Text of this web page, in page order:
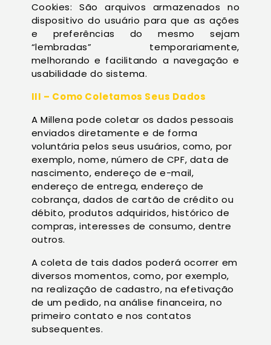
Cookies: São arquivos armazenados no
dispositivo do usuário para que as ações
e preferências do mesmo sejam
“lembradas” temporariamente,
melhorando e facilitando a navegação e
usabilidade do sistema.
III – Como Coletamos Seus Dados
A Millena pode coletar os dados pessoais
enviados diretamente e de forma
voluntária pelos seus usuários, como, por
exemplo, nome, número de CPF, data de
nascimento, endereço de e-mail,
endereço de entrega, endereço de
cobrança, dados de cartão de crédito ou
débito, produtos adquiridos, histórico de
compras, interesses de consumo, dentre
outros.
A coleta de tais dados poderá ocorrer em
diversos momentos, como, por exemplo,
na realização de cadastro, na efetivação
de um pedido, na análise financeira, no
primeiro contato e nos contatos
subsequentes.